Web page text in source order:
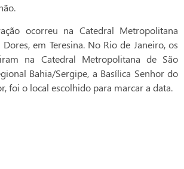
ocorreu na Catedral Metropolitana
em Teresina. No Rio de Janeiro, os
na Catedral Metropolitana de São
Bahia/Sergipe, a Basílica Senhor do
foi o local escolhido para marcar a data.